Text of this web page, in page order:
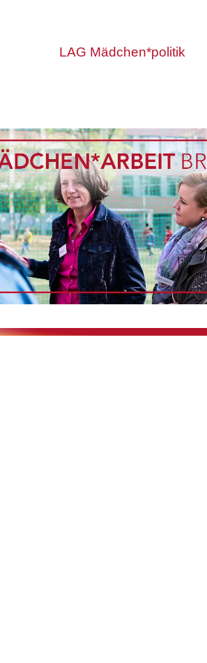
LAG Mädchen*politik